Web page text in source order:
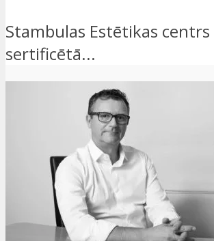
Stambulas Estētikas
sertificētā...